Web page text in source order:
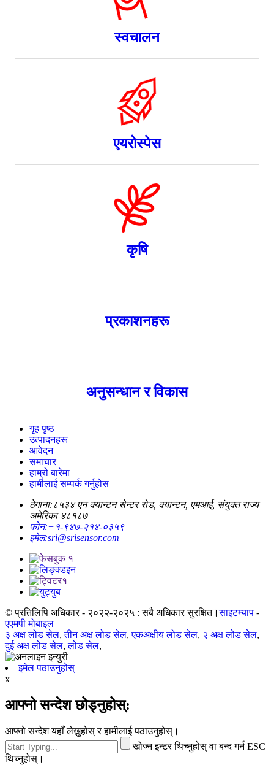
स्वचालन
एयरोस्पेस
कृषि
प्रकाशनहरू
अनुसन्धान र विकास
गृह पृष्ठ
उत्पादनहरू
आवेदन
समाचार
हाम्रो बारेमा
हामीलाई सम्पर्क गर्नुहोस
ठेगाना:८५३४ एन क्यान्टन सेन्टर रोड, क्यान्टन, एमआई, संयुक्त राज्य
अमेरिका ४८१८७
फोन:+१-९४७-२१४-०३५९
इमेल:sri@srisensor.com
© प्रतिलिपि अधिकार - २०२२-२०२५ : सबै अधिकार सुरक्षित।साइटम्याप -
एएमपी मोबाइल
३ अक्ष लोड सेल,तीन अक्ष लोड सेल,एकअक्षीय लोड सेल, २ अक्ष लोड सेल,
दुई अक्ष लोड सेल,लोड सेल,
इमेल पठाउनुहोस्
x
आफ्नो सन्देश छोड्नुहोस्:
आफ्नो सन्देश यहाँ लेख्नुहोस् र हामीलाई पठाउनुहोस्।
खोज्न इन्टर थिच्नुहोस् वा बन्द गर्न ESC
थिच्नुहोस्।